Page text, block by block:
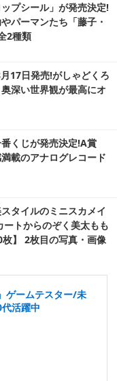
プシール」が発売決定!
パーマンたち「藤子・
2種類
17日発売!がしゃどくろ
深い世界観が最高にオ
くじが発売決定!A賞
載のアナログレコード
タイルのミニスカメイ
ートからのぞく美太もも
】 2枚目の写真・画像
ゲームテスター/未
活躍中